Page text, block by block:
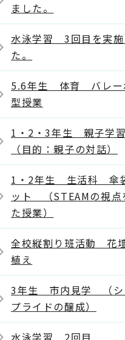
ました。
水泳学習 3回目を実施
た。
5.6年生 体育 バレー
型授業
1・2・3年生 親子学
（目的：親子の対話）
1・2年生 生活科 傘
ット （STEAMの視点
た授業）
全校縦割り班活動 花
植え
3年生 市内見学 （シ
プライドの醸成）
水泳学習 2回目